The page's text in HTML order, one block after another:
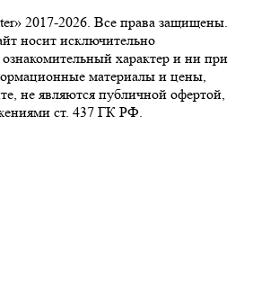
2017-2026. Все права защищены.
носит исключительно
характер и ни при
материалы и цены,
не являются публичной офертой,
ст. 437 ГК РФ.